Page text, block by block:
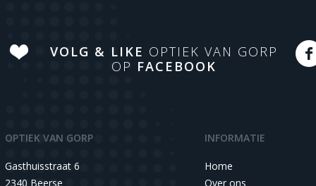
VOLG & LIKE OPTIEK VAN GORP
OP FACEBOOK
OPTIEK VAN GORP
Gasthuisstraat 6
2340 Beerse
INFORMATIE
Home
Over ons